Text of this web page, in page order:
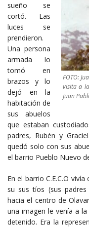
FOTO:
visita a
Juan
sueño se
cortó. Las
luces se
prendieron.
Una persona
armada lo
tomó en
brazos y lo
dejó en la
habitación de
sus abuelos
que estaban
padres, Rubén y
quedó solo con sus
el barrio Pueblo Nuevo
En el barrio C.E.C.O
su sus tíos (sus
hacia el centro de
una imagen le venía a
detenido. Era la